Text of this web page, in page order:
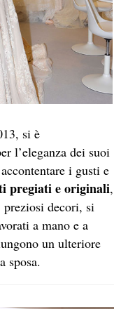
si è
l’eleganza dei suoi
i gusti e
pregiati e originali,
preziosi decori, si
a mano e a
un ulteriore
sposa.